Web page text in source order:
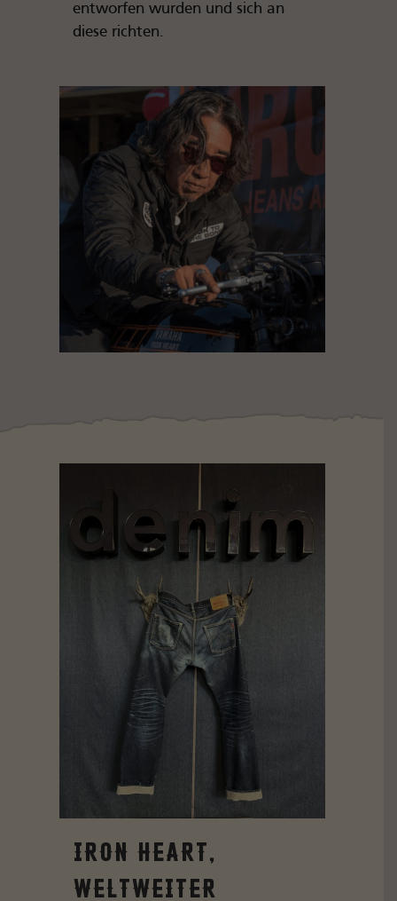
entworfen wurden und sich an
diese richten.
Iron Heart,
Weltweiter